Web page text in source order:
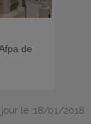
de
jour le :18/01/2018